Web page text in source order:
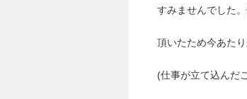
すみませんでした
頂いたため今あた
(仕事が立て込んだ